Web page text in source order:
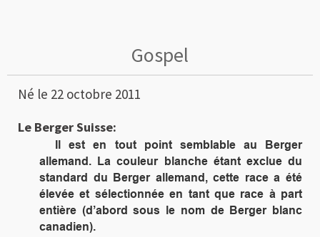
Gospel
Né le 22 octobre 2011
Le Berger Suisse:
Il est en tout point semblable au Berger
allemand. La couleur blanche étant exclue du
standard du Berger allemand, cette race a été
élevée et sélectionnée en tant que race à part
entière (d’abord sous le nom de Berger blanc
canadien).